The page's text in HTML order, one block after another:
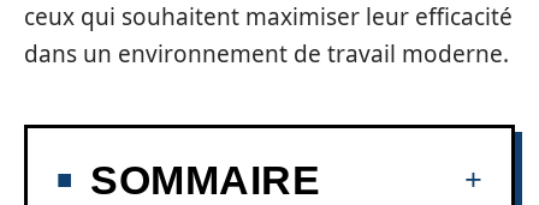
ceux qui souhaitent maximiser leur efficacité
dans un environnement de travail moderne.
SOMMAIRE